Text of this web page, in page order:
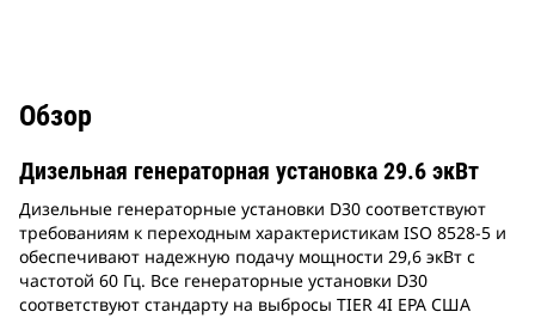
Обзор
Дизельная генераторная установка 29.6 экВт
Дизельные генераторные установки D30 соответствуют
требованиям к переходным характеристикам ISO 8528-5 и
обеспечивают надежную подачу мощности 29,6 экВт с
частотой 60 Гц. Все генераторные установки D30
соответствуют стандарту на выбросы TIER 4I EPA США